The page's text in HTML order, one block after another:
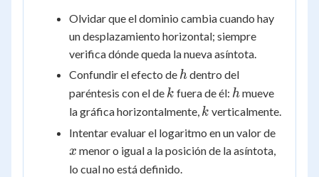
Olvidar que el dominio cambia cuando hay
un desplazamiento horizontal; siempre
verifica dónde queda la nueva asíntota.
Confundir el efecto de h
hdentro del
paréntesis con el de k
k fuera de él: h
hmueve
la gráfica horizontalmente, k
k verticalmente.
Intentar evaluar el logaritmo en un valor de
x menor o igual a la posición de la asíntota,
lo cual no está definido.